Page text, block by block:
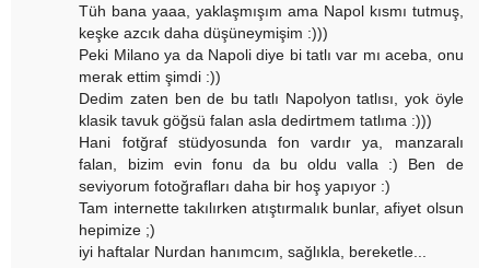
Tüh bana yaaa, yaklaşmışım ama Napol kısmı tutmuş,
keşke azcık daha düşüneymişim :)))
Peki Milano ya da Napoli diye bi tatlı var mı aceba, onu
merak ettim şimdi :))
Dedim zaten ben de bu tatlı Napolyon tatlısı, yok öyle
klasik tavuk göğsü falan asla dedirtmem tatlıma :)))
Hani fotğraf stüdyosunda fon vardır ya, manzaralı
falan, bizim evin fonu da bu oldu valla :) Ben de
seviyorum fotoğrafları daha bir hoş yapıyor :)
Tam internette takılırken atıştırmalık bunlar, afiyet olsun
hepimize ;)
iyi haftalar Nurdan hanımcım, sağlıkla, bereketle...